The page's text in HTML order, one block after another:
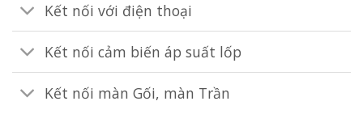
Kết nối với điện thoại
Kết nối cảm biến áp suất lốp
Kết nối màn Gối, màn Trần